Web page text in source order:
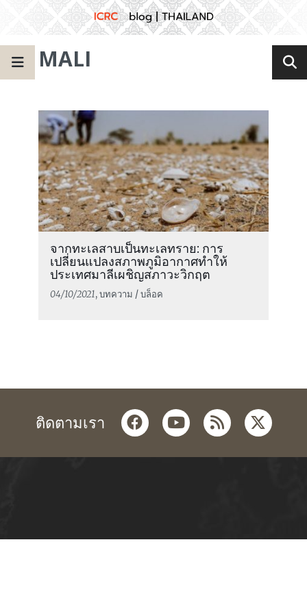
MALI
จากทะเลสาบเป็นทะเลทราย: การ
เปลี่ยนแปลงสภาพภูมิอากาศทำให้
ประเทศมาลีเผชิญสภาวะวิกฤต
04/10/2021, บทความ / บล็อค
ติดตามเรา facebookyoutube
rss twitter